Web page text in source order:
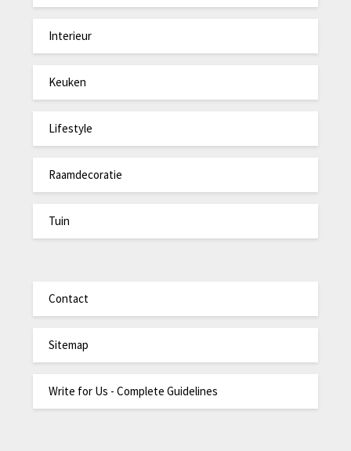
Interieur
Keuken
Lifestyle
Raamdecoratie
Tuin
Contact
Sitemap
Write for Us - Complete Guidelines